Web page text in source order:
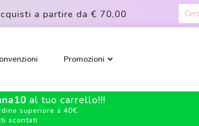
a partire da € 70,00
Promozioni
al tuo carrello!!!
superiore a 40€
scontati